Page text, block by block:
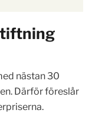
nästan 30
Därför föreslår